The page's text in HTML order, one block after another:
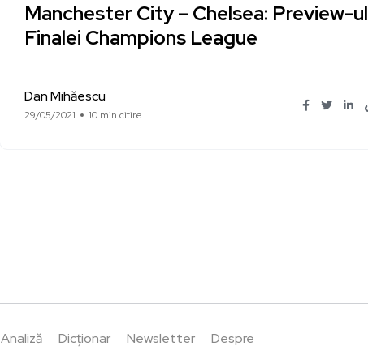
Manchester City – Chelsea: Preview-ul
Finalei Champions League
Dan Mihăescu
29/05/2021 10 min citire
Analiză Dicționar Newsletter Despre